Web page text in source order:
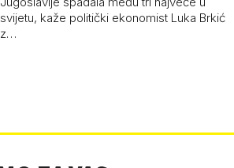
svijetu, kaže politički ekonomist Luka Brkić
z…